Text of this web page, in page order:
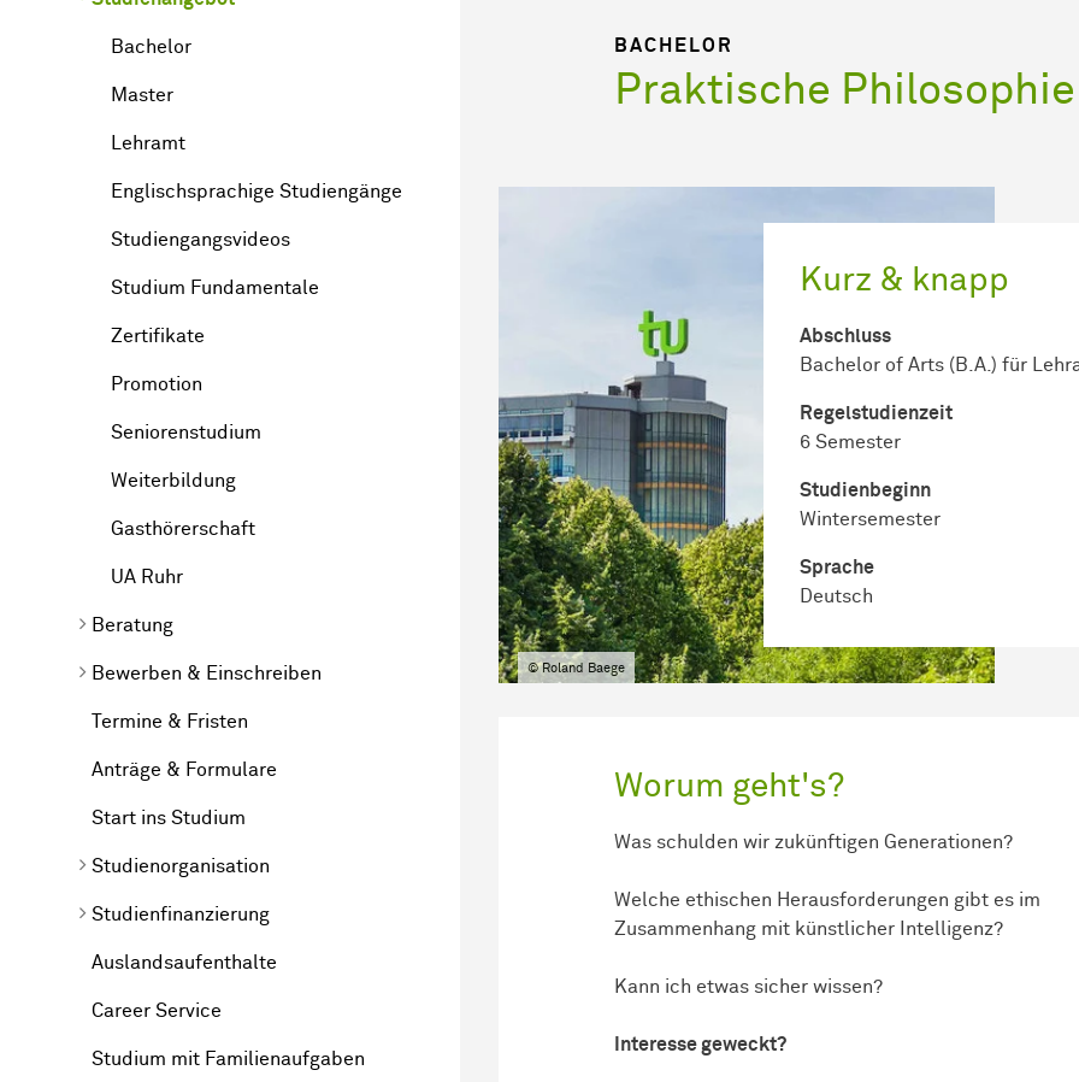
Bachelor
Master
Lehramt
Englischsprachige Studiengänge
Studiengangsvideos
Studium Fundamentale
Zertifikate
Promotion
Seniorenstudium
Weiterbildung
Gasthörerschaft
UA Ruhr
Beratung
Bewerben & Einschreiben
Termine & Fristen
Anträge & Formulare
Start ins Studium
Studienorganisation
Studienfinanzierung
Auslandsaufenthalte
Career Service
Studium mit Familienaufgaben
BACHELOR
Praktische Philosophie
Kurz & knapp
Abschluss
Bachelor of Arts (B.A.) für
Regel­studienzeit
6 Semester
Studienbeginn
Wintersemester
Sprache
Deutsch
© Roland Baege
Worum geht's?
Was schulden wir zukünftigen Generationen?
Welche ethischen Herausforderungen gibt es im
Zusammenhang mit künstlicher Intelligenz?
Kann ich etwas sicher wissen?
Interesse geweckt?